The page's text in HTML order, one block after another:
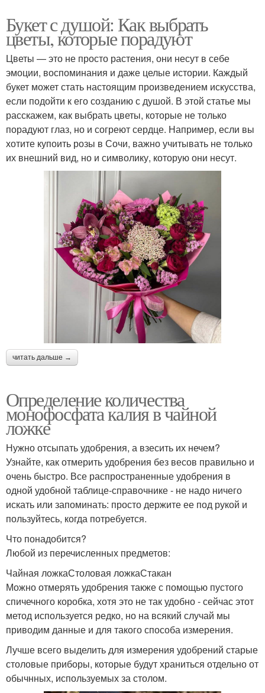
Букет с душой: Как выбрать
цветы, которые порадуют
Цветы — это не просто растения, они несут в себе
эмоции, воспоминания и даже целые истории. Каждый
букет может стать настоящим произведением искусства,
если подойти к его созданию с душой. В этой статье мы
расскажем, как выбрать цветы, которые не только
порадуют глаз, но и согреют сердце. Например, если вы
хотите купоить розы в Сочи, важно учитывать не только
их внешний вид, но и символику, которую они несут.
читать дальше →
Определение количества
монофосфата калия в чайной
ложке
Нужно отсыпать удобрения, а взесить их нечем?
Узнайте, как отмерить удобрения без весов правильно и
очень быстро. Все распространенные удобрения в
одной удобной таблице-справочнике - не надо ничего
искать или запоминать: просто держите ее под рукой и
пользуйтесь, когда потребуется.
Что понадобится?
Любой из перечисленных предметов:
Чайная ложкаСтоловая ложкаСтакан
Можно отмерять удобрения также с помощью пустого
спичечного коробка, хотя это не так удобно - сейчас этот
метод используется редко, но на всякий случай мы
приводим данные и для такого способа измерения.
Лучше всего выделить для измерения удобрений старые
столовые приборы, которые будут храниться отдельно от
обычнных, используемых за столом.